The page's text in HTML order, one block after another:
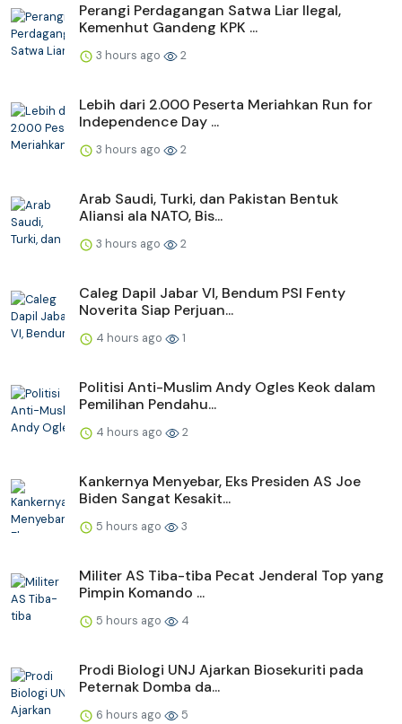
Perangi Perdagangan Satwa Liar Ilegal,
Kemenhut Gandeng KPK ...
3 hours ago 2
Lebih dari 2.000 Peserta Meriahkan Run for
Independence Day ...
3 hours ago 2
Arab Saudi, Turki, dan Pakistan Bentuk
Aliansi ala NATO, Bis...
3 hours ago 2
Caleg Dapil Jabar VI, Bendum PSI Fenty
Noverita Siap Perjuan...
4 hours ago 1
Politisi Anti-Muslim Andy Ogles Keok dalam
Pemilihan Pendahu...
4 hours ago 2
Kankernya Menyebar, Eks Presiden AS Joe
Biden Sangat Kesakit...
5 hours ago 3
Militer AS Tiba-tiba Pecat Jenderal Top yang
Pimpin Komando ...
5 hours ago 4
Prodi Biologi UNJ Ajarkan Biosekuriti pada
Peternak Domba da...
6 hours ago 5